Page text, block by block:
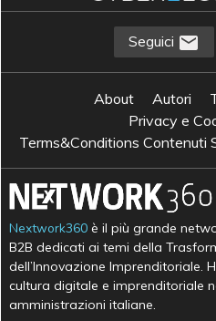
Seguici
About Autori
Privacy e
Terms&Conditions Contenuti
Nextwork360 è il più grande
B2B dedicati ai temi della
dell’Innovazione Imprenditoriale.
cultura digitale e imprenditoriale
amministrazioni italiane.